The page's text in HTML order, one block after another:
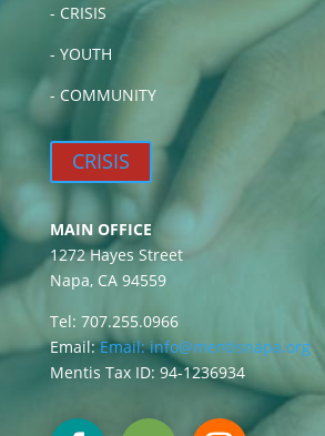
- CRISIS
- YOUTH
- COMMUNITY
CRISIS
MAIN OFFICE
1272 Hayes Street
Napa, CA 94559
Tel: 707.255.0966
Email: Email:info@mentisnapa.org
Mentis Tax ID: 94-1236934